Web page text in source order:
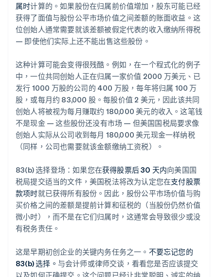
属时计算的。如果股份在归属前价值增加，股东可能已经
获得了面值与股份公平市场价值之间差额的账面收益。这
位创始人通常需要就该差额被假定代表的收入缴纳所得税
— 即使他们实际上还不能出售这些股份。
这种计算可能会变得很残酷。例如，在一个程式化的例子
中，一位共同创始人正在归属一家价值 2000 万美元、已
发行 1000 万股的公司的 400 万股，每年将归属 100 万
股，或每月约 83,000 股。每股价值 2 美元，因此该共同
创始人将被视为每月赚取约 180,000 美元的收入。这笔钱
不是现金 — 这些股份还没有市场 — 但美国国税局要求像
创始人实际从公司收到每月 180,000 美元现金一样纳税
（同样，公司也需要就该金额缴纳工资税）。
83(b) 选择登场：如果您在获得股票后 30 天内向美国国
税局提交适当的文件，美国税法将改为认定您在支付股票
款项时就已获得所有股份。因此，股份公平市场价值与购
买价格之间的差额是提前计算和征税的（当股份仍然价值
微小时），而不是在它们归属时，这通常会导致很少或没
有税务责任。
这是早期初创企业的关键内务任务之一。 不要忘记您的
83(b) 选择。 与会计师或律师交谈，看看您是否应该提交
以及如何正确提交。这个问题已经让非常聪明、诚实的纳